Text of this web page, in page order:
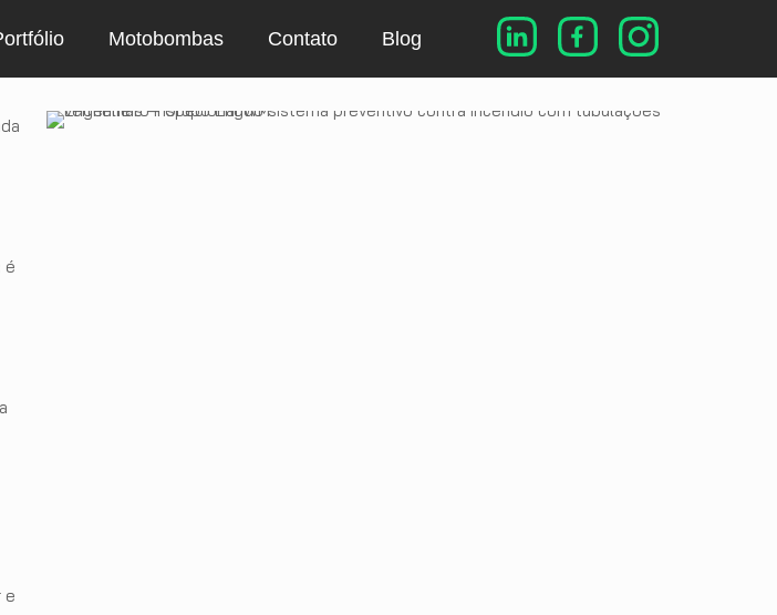
Motobombas Contato Blog
é
e